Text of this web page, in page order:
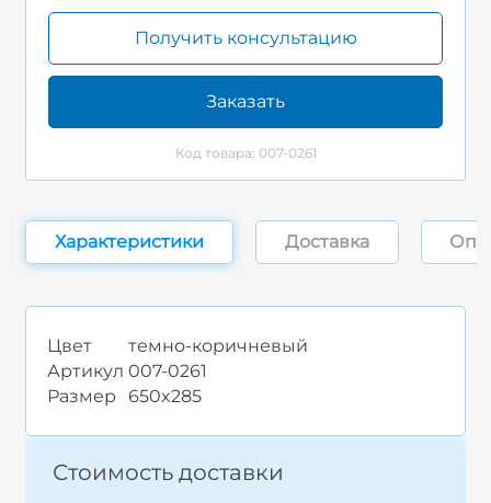
Получить консультацию
Заказать
Код товара: 007-0261
Характеристики Доставка
Цвет
темно-коричневый
Артикул 007-0261
Размер
650x285
Стоимость доставки